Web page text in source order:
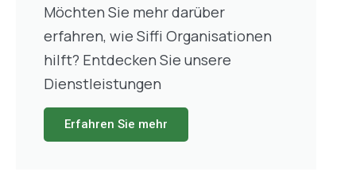
Möchten Sie mehr darüber
erfahren, wie Siffi Organisationen
hilft? Entdecken Sie unsere
Dienstleistungen
Erfahren Sie mehr